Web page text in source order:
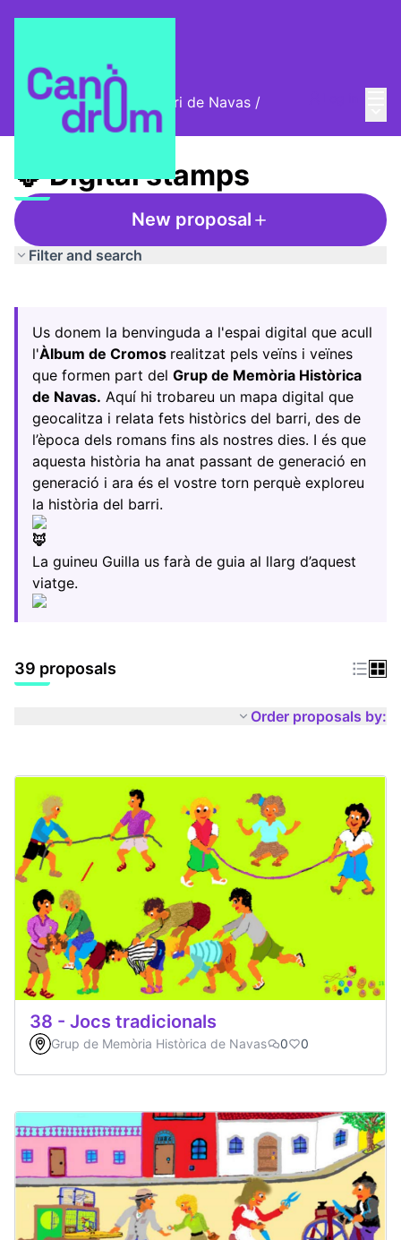
Cromos digitals del barri de Navas /
🦊 Digital stamps
🦊 Digital stamps
New proposal
Filter and search
−
Us donem la benvinguda a l'espai digital que acull
l'Àlbum de Cromos realitzat pels veïns i veïnes
que formen part del Grup de Memòria Històrica
de Navas. Aquí hi trobareu un mapa digital que
geocalitza i relata fets històrics del barri, des de
l’època dels romans fins als nostres dies. I és que
aquesta història ha anat passant de generació en
generació i ara és el vostre torn perquè exploreu
la història del barri.
La guineu Guilla us farà de guia al llarg d’aquest
viatge.
39 proposals
Order proposals by:
38 - Jocs tradicionals
Grup de Memòria Històrica de Navas 0 0